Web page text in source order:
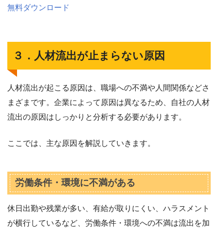
無料ダウンロード
３．人材流出が止まらない原因
人材流出が起こる原因は、職場への不満や人間関係などさ
まざまです。企業によって原因は異なるため、自社の人材
流出の原因はしっかりと分析する必要があります。
ここでは、主な原因を解説していきます。
労働条件・環境に不満がある
休日出勤や残業が多い、有給が取りにくい、ハラスメント
が横行しているなど、労働条件・環境への不満は流出を加